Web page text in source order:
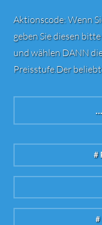
Aktionscode: Wenn
geben Sie diesen
und wählen DANN
Preisstufe.Der
#
#